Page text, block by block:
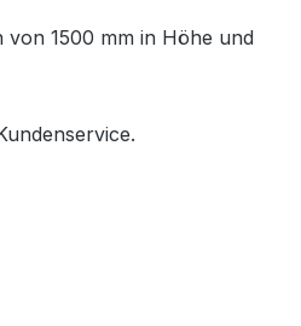
von 1500 mm in Höhe und